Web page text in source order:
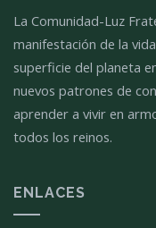
La Comunidad-Luz
manifestación de la
superficie del planeta
nuevos patrones de
aprender a vivir en
todos los reinos.
ENLACES